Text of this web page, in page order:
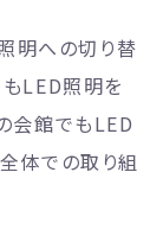
明への切り替
LED照明を
会館でもLED
体での取り組